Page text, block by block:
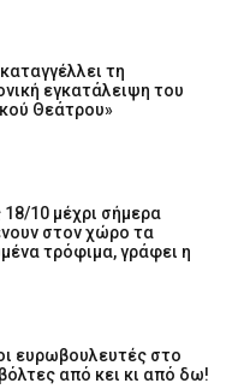
τη
εγκατάλειψη του
Θεάτρου»
18/10 μέχρι σήμερα
στον χώρο τα
τρόφιμα, γράφει η
ευρωβουλευτές στο
από κει κι από δω!